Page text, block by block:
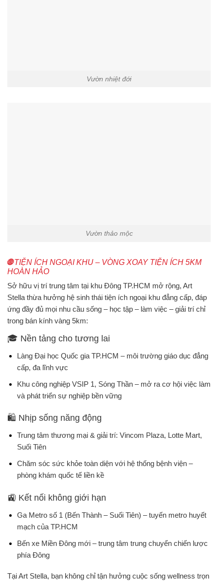
Vườn nhiệt đới
Vườn thảo mộc
🌐TIỆN ÍCH NGOẠI KHU – VÒNG XOAY TIỆN ÍCH 5KM
HOÀN HẢO
Sở hữu vị trí trung tâm tại khu Đông TP.HCM mở rộng, Art
Stella thừa hưởng hệ sinh thái tiện ích ngoại khu đẳng cấp, đáp
ứng đầy đủ mọi nhu cầu sống – học tập – làm việc – giải trí chỉ
trong bán kính vàng 5km:
🎓 Nền tảng cho tương lai
Làng Đại học Quốc gia TP.HCM – môi trường giáo dục đẳng
cấp, đa lĩnh vực
Khu công nghiệp VSIP 1, Sóng Thần– mở ra cơ hội việc làm
và phát triển sự nghiệp bền vững
🛍️ Nhịp sống năng động
Trung tâm thương mại & giải trí: Vincom Plaza, Lotte Mart,
Suối Tiên
Chăm sóc sức khỏe toàn diệnvới hệ thống bệnh viện –
phòng khám quốc tếliền kề
🚉 Kết nối không giới hạn
Ga Metro số 1 (Bến Thành – Suối Tiên) – tuyến metro huyết
mạch của TP.HCM
Bến xe Miền Đông mới– trung tâm trung chuyển chiến lược
phía Đông
TạiArt Stella, bạn không chỉ tận hưởng cuộc sống wellness trọn